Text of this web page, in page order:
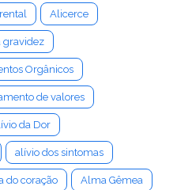
Alicerce
gravidez
Orgânicos
de valores
da Dor
alívio dos sintomas
do coração Alma Gêmea